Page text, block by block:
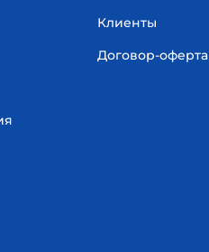
Клиенты
Договор-оферта